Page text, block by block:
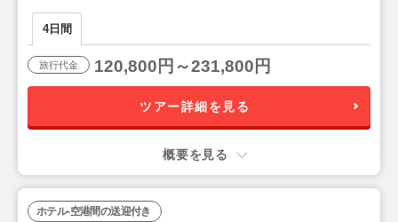
泊ハノイ2泊4日
4日間
旅行代金 120,800円～231,800円
ツアー詳細を見る
概要を見る
ホテル-空港間の送迎付き